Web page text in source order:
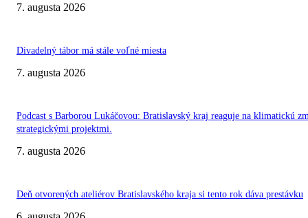
7. augusta 2026
Divadelný tábor má stále voľné miesta
7. augusta 2026
Podcast s Barborou Lukáčovou: Bratislavský kraj reaguje na klimatickú
strategickými projektmi.
7. augusta 2026
Deň otvorených ateliérov Bratislavského kraja si tento rok dáva prestávku